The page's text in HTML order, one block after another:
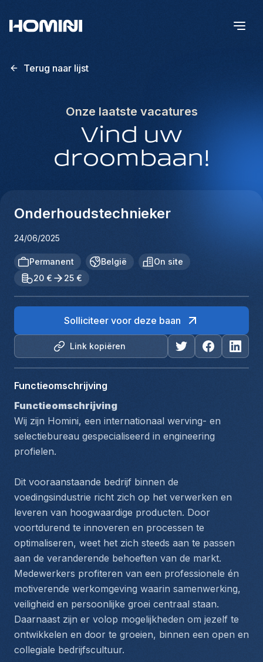
Terug naar lijst
Onze laatste vacatures
Vind uw
droombaan!
Onderhoudstechnieker
24/06/2025
Permanent België
On site
20 €
25 €
Link kopiëren
Solliciteer voor deze baan
Functieomschrijving
Functieomschrijving
Wij zijn Homini, een internationaal werving- en
selectiebureau gespecialiseerd in engineering
profielen.
Dit vooraanstaande bedrijf binnen de
voedingsindustrie richt zich op het verwerken en
leveren van hoogwaardige producten. Door
voortdurend te innoveren en processen te
optimaliseren, weet het zich steeds aan te passen
aan de veranderende behoeften van de markt.
Medewerkers profiteren van een professionele én
motiverende werkomgeving waarin samenwerking,
veiligheid en persoonlijke groei centraal staan.
Daarnaast zijn er volop mogelijkheden om jezelf te
ontwikkelen en door te groeien, binnen een open en
collegiale bedrijfscultuur.